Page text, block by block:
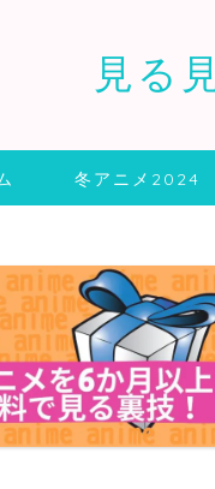
見る
冬アニメ2024